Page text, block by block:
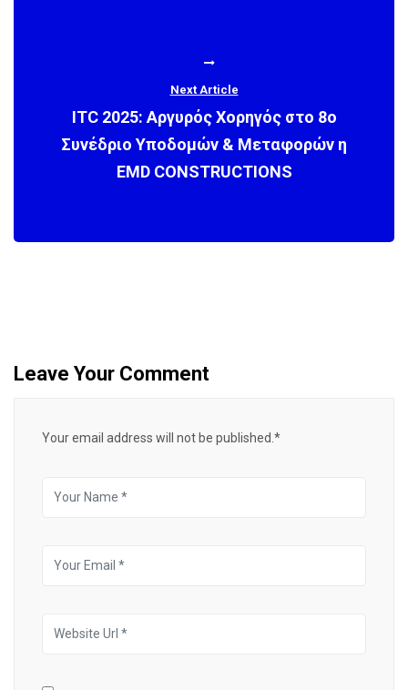
Next Article
ITC 2025: Αργυρός Χορηγός στο 8ο
Συνέδριο Υποδομών & Μεταφορών η
EMD CONSTRUCTIONS
Leave Your Comment
Your email address will not be published.*